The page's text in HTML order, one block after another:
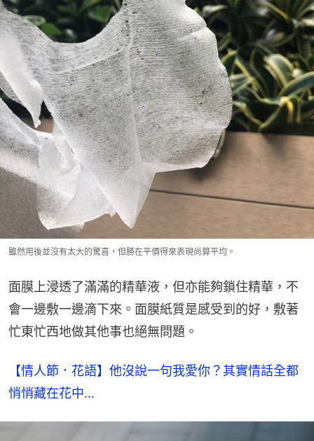
雖然用後並沒有太大的驚喜，但勝在平價得來表現尚算平均。
面膜上浸透了滿滿的精華液，但亦能夠鎖住精華，不
會一邊敷一邊滴下來。面膜紙質是感受到的好，敷著
忙東忙西地做其他事也絕無問題。
【情人節．花語】他沒說一句我愛你？其實情話全都
悄悄藏在花中…